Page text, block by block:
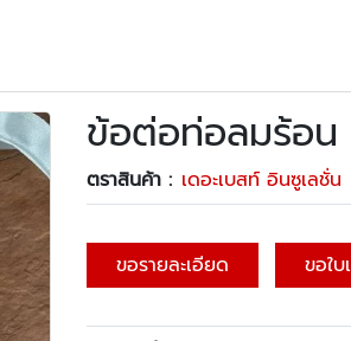
ข้อต่อท่อลมร้อ
ตราสินค้า : เดอะเบสท์ อินซูเลชั่น
ขอรายละเอียด ขอใบ